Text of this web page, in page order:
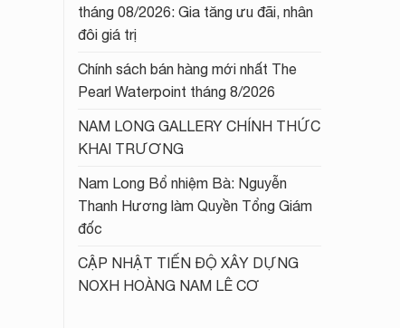
tháng 08/2026: Gia tăng ưu đãi, nhân
đôi giá trị
Chính sách bán hàng mới nhất The
Pearl Waterpoint tháng 8/2026
NAM LONG GALLERY CHÍNH THỨC
KHAI TRƯƠNG
Nam Long Bổ nhiệm Bà: Nguyễn
Thanh Hương làm Quyền Tổng Giám
đốc
CẬP NHẬT TIẾN ĐỘ XÂY DỰNG
NOXH HOÀNG NAM LÊ CƠ